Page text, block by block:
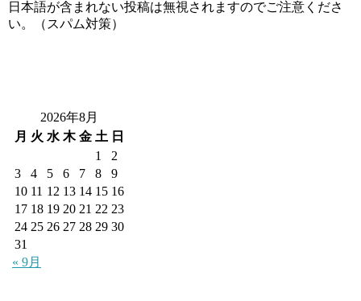
日本語が含まれない投稿は無視されますのでご注意くださ
い。（スパム対策）
2026年8月
月 火 水 木 金 土 日
1
2
3
4 5 6 7 8
9
10 11 12 13 14 15 16
17 18 19 20 21 22 23
24 25 26 27 28 29 30
31
« 9月